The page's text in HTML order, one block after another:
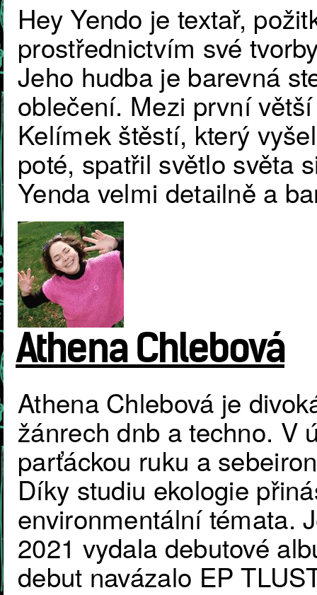
Hey Yendo je textař,
prostřednictvím své
Jeho hudba je barevná
oblečení. Mezi první
Kelímek štěstí, který
poté, spatřil světlo světa
Yenda velmi detailně a
Athena Chlebová
Athena Chlebová je
žánrech dnb a techno. V
parťáckou ruku a
Díky studiu ekologie
environmentální témata.
2021 vydala debutové
debut navázalo EP